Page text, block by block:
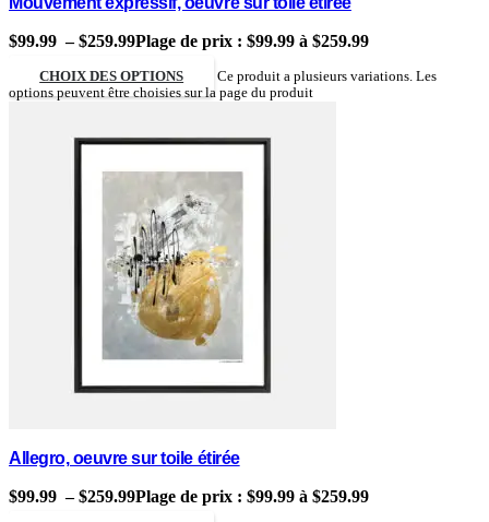
$99.99 – $259.99Plage de prix : $99.99 à $259.99
CHOIX DES OPTIONS
Ce produit a plusieurs variations. Les
options peuvent être choisies sur la page du produit
Allegro, oeuvre sur toile étirée
$99.99 – $259.99Plage de prix : $99.99 à $259.99